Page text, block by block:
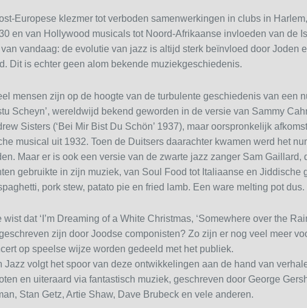
Europese klezmer tot verboden samenwerkingen in clubs in
en van Hollywood musicals tot Noord-Afrikaanse invloeden van de
vandaag: de evolutie van jazz is altijd sterk beïnvloed door Joden
Dit is echter geen alom bekende muziekgeschiedenis.
mensen zijn op de hoogte van de turbulente geschiedenis van een
Scheyn’, wereldwijd bekend geworden in de versie van Sammy
Sisters (‘Bei Mir Bist Du Schön’ 1937), maar oorspronkelijk
musical uit 1932. Toen de Duitsers daarachter kwamen werd het
Maar er is ook een versie van de zwarte jazz zanger Sam Gaillard,
gebruikte in zijn muziek, van Soul Food tot Italiaanse en Jiddische
pork stew, patato pie en fried lamb. Een ware melting pot dus.
wist dat ‘I’m Dreaming of a White Christmas, ‘Somewhere over the
geschreven zijn door Joodse componisten? Zo zijn er nog veel meer
op speelse wijze worden gedeeld met het publiek.
Jazz volgt het spoor van deze ontwikkelingen aan de hand van
en uiteraard via fantastisch muziek, geschreven door George
Stan Getz, Artie Shaw, Dave Brubeck en vele anderen.